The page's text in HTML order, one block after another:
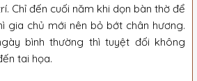
Chỉ đến cuối năm khi dọn bàn thờ để
gia chủ mới nên bỏ bớt chân hương.
bình thường thì tuyệt đối không
tai họa.